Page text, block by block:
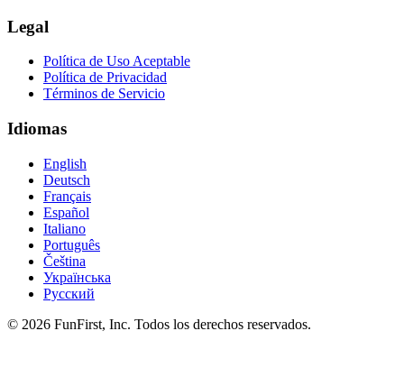
Legal
Política de Uso Aceptable
Política de Privacidad
Términos de Servicio
Idiomas
English
Deutsch
Français
Español
Italiano
Português
Čeština
Українська
Русский
© 2026 FunFirst, Inc. Todos los derechos reservados.